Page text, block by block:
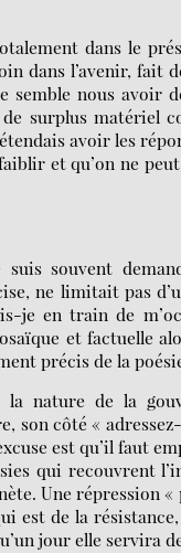
dans le
dans l’avenir, fait
semble nous avoir
de surplus matériel
avoir les
et qu’on ne
suis souvent
ne limitait pas
je en train de
et factuelle
précis de la
nature de la
son côté «
est qu’il faut
qui recouvrent
Une répression
est de la
jour elle servira